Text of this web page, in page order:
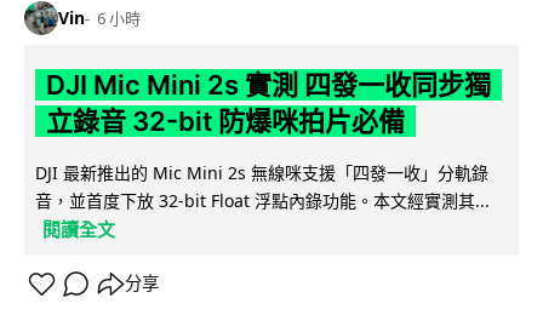
Vin 6 小時
DJI Mic Mini 2s 實測 四發一收同步獨
立錄音 32-bit 防爆咪拍片必備
DJI 最新推出的 Mic Mini 2s 無線咪支援「四發一收」分軌錄
音，並首度下放 32-bit Float 浮點內錄功能。本文經實測其...
閱讀全文
分享